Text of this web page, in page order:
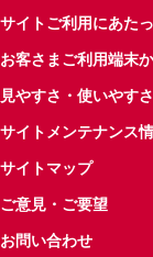
サイトご利用にあた
お客さまご利用端末
見やすさ・使いやす
サイトメンテナンス
サイトマップ
ご意見・ご要望
お問い合わせ